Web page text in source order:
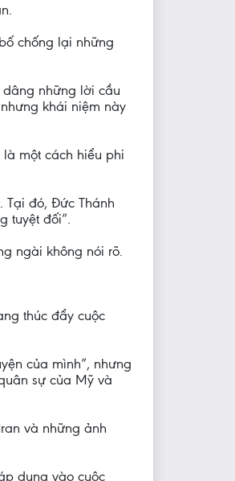
chống lại những
dâng những lời cầu
khái niệm này
một cách hiểu phi
Tại đó, Đức Thánh
tuyệt đối”.
ngài không nói rõ.
thúc đẩy cuộc
của mình”, nhưng
sự của Mỹ và
và những ảnh
dụng vào cuộc